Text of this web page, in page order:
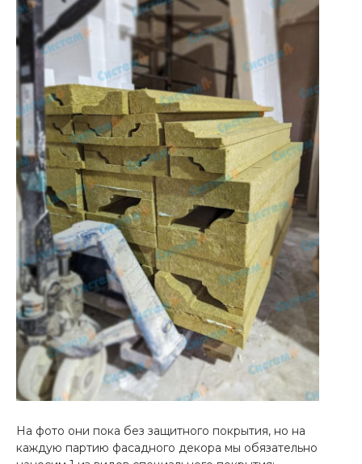
На фото они пока без защитного покрытия, но на
каждую партию фасадного декора мы обязательно